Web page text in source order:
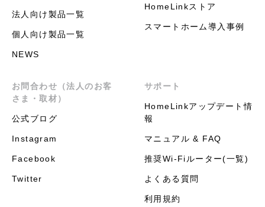
法人向け製品一覧
個人向け製品一覧
NEWS
HomeLinkストア
スマートホーム導入事例
お問合わせ（法人のお客
さま・取材）
公式ブログ
Instagram
Facebook
Twitter
サポート
HomeLinkアップデート情
報
マニュアル & FAQ
推奨Wi-Fiルーター(一覧)
よくある質問
利用規約